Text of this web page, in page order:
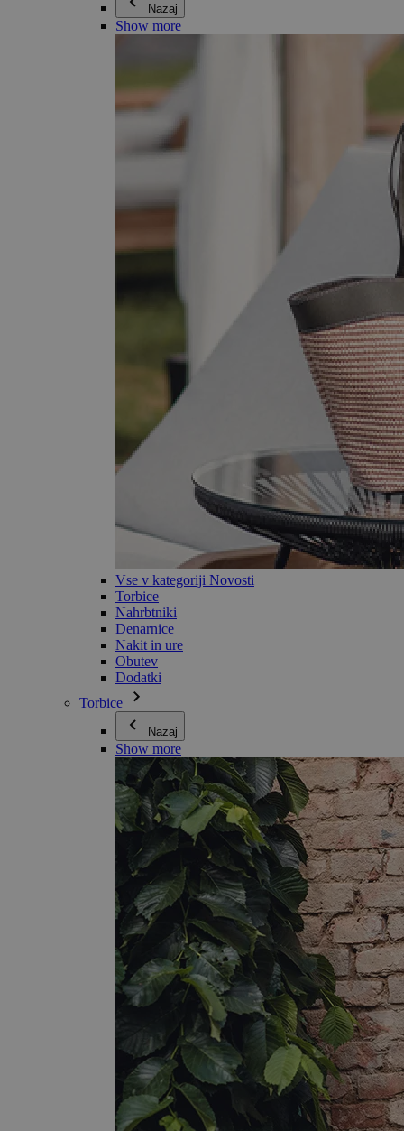
Nazaj
Show more
Vse v kategoriji Novosti
Torbice
Nahrbtniki
Denarnice
Nakit in ure
Obutev
Dodatki
Torbice
Nazaj
Show more